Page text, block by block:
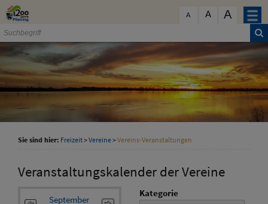
Zum Inhalt
A A A
Sie sind hier: Freizeit>Vereine>Vereins-Veranstaltungen
Veranstaltungskalender der Vereine
September
Kategorie
schließen